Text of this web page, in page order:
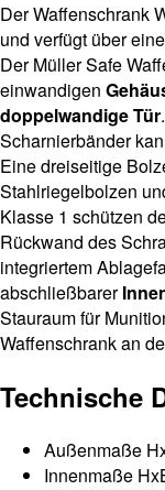
Der Waffenschrank
und verfügt über
Der Müller Safe
einwandigen
doppelwandige Tür
Scharnierbänder
Eine dreiseitige
Stahlriegelbolzen
Klasse 1 schützen
Rückwand des
integriertem
abschließbarer
Stauraum für
Waffenschrank an
Technische
Außenmaße
Innenmaße